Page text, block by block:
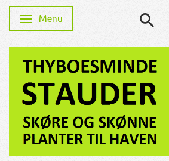
Skifte navigation
Menu